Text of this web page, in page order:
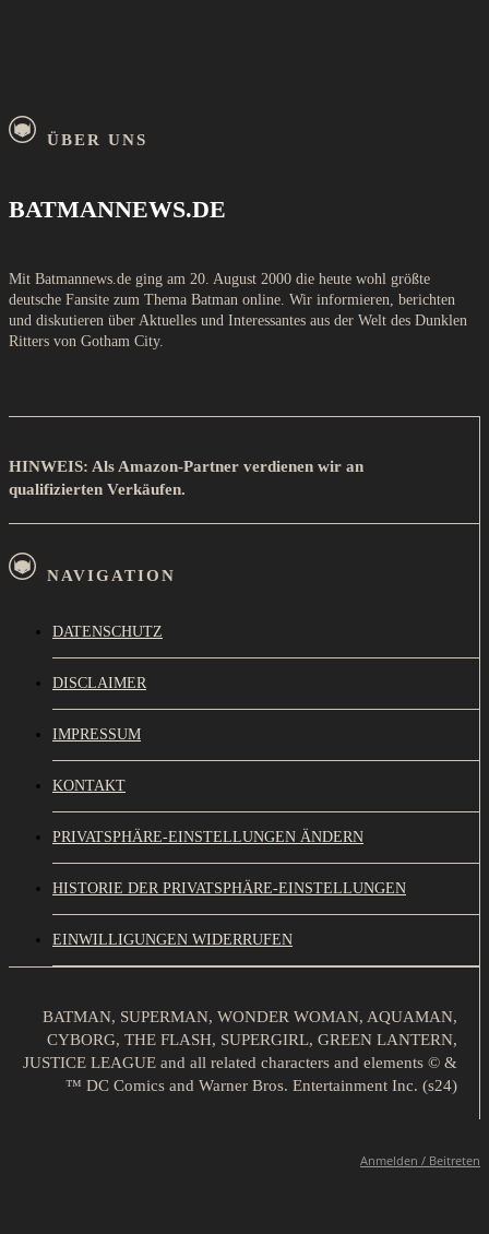
ÜBER UNS
BATMANNEWS.DE
Mit Batmannews.de ging am 20. August 2000 die heute wohl größte
deutsche Fansite zum Thema Batman online. Wir informieren, berichten
und diskutieren über Aktuelles und Interessantes aus der Welt des Dunklen
Ritters von Gotham City.
HINWEIS: Als Amazon-Partner verdienen wir an
qualifizierten Verkäufen.
NAVIGATION
DATENSCHUTZ
DISCLAIMER
IMPRESSUM
KONTAKT
PRIVATSPHÄRE-EINSTELLUNGEN ÄNDERN
HISTORIE DER PRIVATSPHÄRE-EINSTELLUNGEN
EINWILLIGUNGEN WIDERRUFEN
BATMAN, SUPERMAN, WONDER WOMAN, AQUAMAN,
CYBORG, THE FLASH, SUPERGIRL, GREEN LANTERN,
JUSTICE LEAGUE and all related characters and elements © &
™ DC Comics and Warner Bros. Entertainment Inc. (s24)
Anmelden / Beitreten